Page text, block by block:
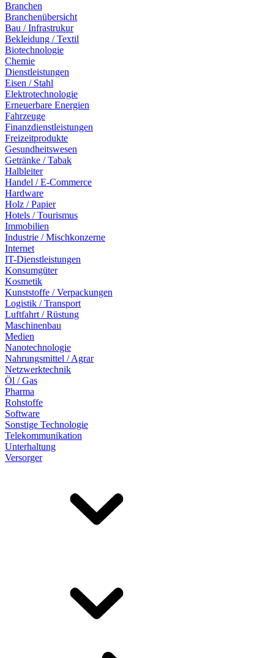
Branchen
Branchenübersicht
Bau / Infrastrukur
Bekleidung / Textil
Biotechnologie
Chemie
Dienstleistungen
Eisen / Stahl
Elektrotechnologie
Erneuerbare Energien
Fahrzeuge
Finanzdienstleistungen
Freizeitprodukte
Gesundheitswesen
Getränke / Tabak
Halbleiter
Handel / E-Commerce
Hardware
Holz / Papier
Hotels / Tourismus
Immobilien
Industrie / Mischkonzerne
Internet
IT-Dienstleistungen
Konsumgüter
Kosmetik
Kunststoffe / Verpackungen
Logistik / Transport
Luftfahrt / Rüstung
Maschinenbau
Medien
Nanotechnologie
Nahrungsmittel / Agrar
Netzwerktechnik
Öl / Gas
Pharma
Rohstoffe
Software
Sonstige Technologie
Telekommunikation
Unterhaltung
Versorger